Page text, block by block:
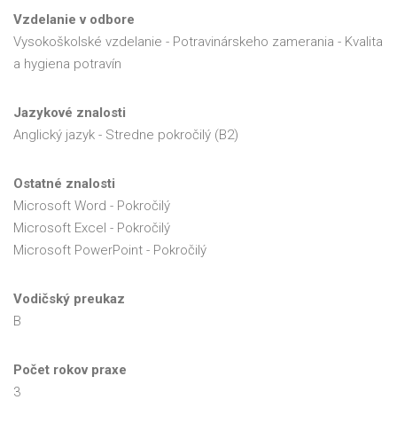
Vzdelanie v odbore
Vysokoškolské vzdelanie - Potravinárskeho zamerania - Kvalita
a hygiena potravín
Jazykové znalosti
Anglický jazyk - Stredne pokročilý (B2)
Ostatné znalosti
Microsoft Word - Pokročilý
Microsoft Excel - Pokročilý
Microsoft PowerPoint - Pokročilý
Vodičský preukaz
B
Počet rokov praxe
3